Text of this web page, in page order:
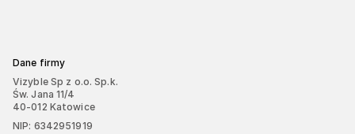
Dane firmy
Vizyble Sp z o.o. Sp.k.
Św. Jana 11/4
40-012 Katowice
NIP: 6342951919